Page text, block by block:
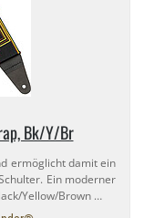
Bk/​Y/Br
ermöglicht damit ein
Ein moderner
​Yellow/​Brown …